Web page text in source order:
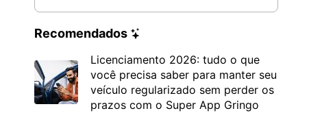
Recomendados
Licenciamento 2026: tudo o que
você precisa saber para manter seu
veículo regularizado sem perder os
prazos com o Super App Gringo